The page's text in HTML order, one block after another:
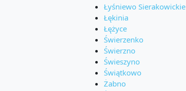
Łyśniewo Sierakowickie
Łękinia
Łężyce
Świerzenko
Świerzno
Świeszyno
Świątkowo
Żabno